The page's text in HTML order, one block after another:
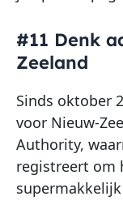
#11 Denk
Zeeland
Sinds oktober
voor Nieuw-
Authority,
registreert om